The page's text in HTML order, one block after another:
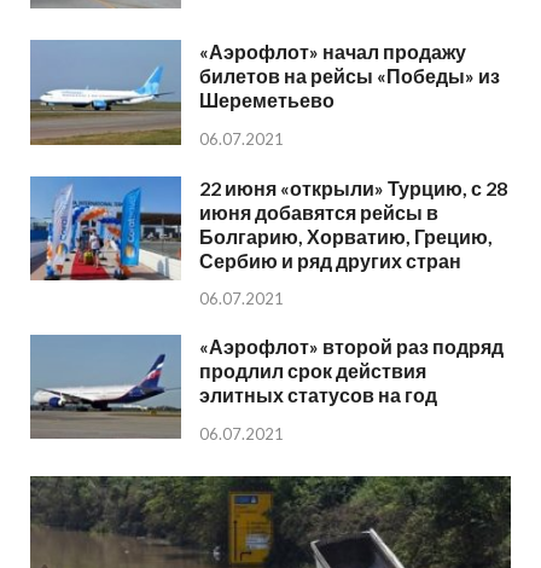
«Аэрофлот» начал продажу
билетов на рейсы «Победы» из
Шереметьево
06.07.2021
22 июня «открыли» Турцию, с 28
июня добавятся рейсы в
Болгарию, Хорватию, Грецию,
Сербию и ряд других стран
06.07.2021
«Аэрофлот» второй раз подряд
продлил срок действия
элитных статусов на год
06.07.2021